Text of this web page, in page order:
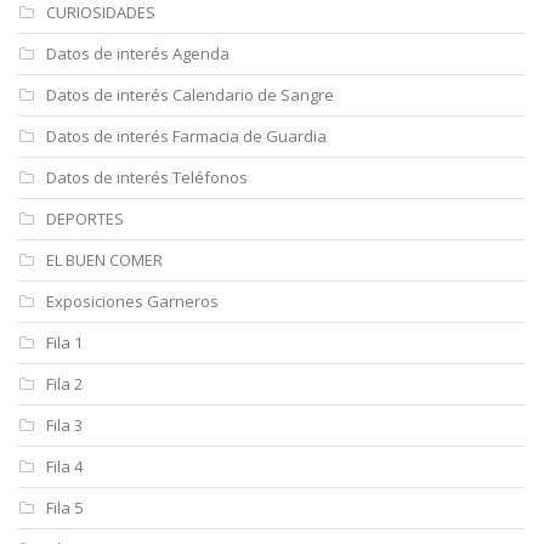
CURIOSIDADES
Datos de interés Agenda
Datos de interés Calendario de Sangre
Datos de interés Farmacia de Guardia
Datos de interés Teléfonos
DEPORTES
EL BUEN COMER
Exposiciones Garneros
Fila 1
Fila 2
Fila 3
Fila 4
Fila 5